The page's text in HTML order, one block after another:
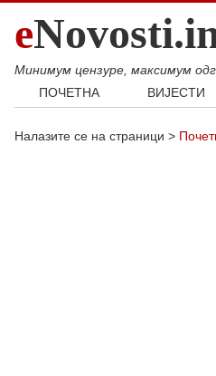
e
Минимум цензуре, максимум
ПОЧЕТНА
ВИЈЕСТИ
Балкан
Налазите се на страници >